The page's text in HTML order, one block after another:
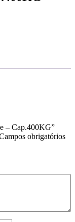
– Cap.400KG”
obrigatórios